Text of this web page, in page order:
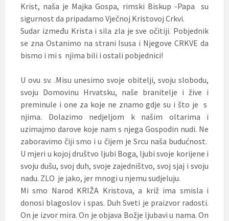
Krist, naša je Majka Gospa, rimski Biskup -Papa su
sigurnost da pripadamo Vječnoj Kristovoj Crkvi.
Sudar između Krista i sila zla je sve očitiji. Pobjednik
se zna Ostanimo na strani Isusa i Njegove CRKVE da
bismo i mi s njima bili i ostali pobjednici!
U ovu sv. .Misu unesimo svoje obitelji, svoju slobodu,
svoju Domovinu Hrvatsku, naše branitelje i žive i
preminule i one za koje ne znamo gdje su i što je s
njima. Dolazimo nedjeljom k našim oltarima i
uzimajmo darove koje nam s njega Gospodin nudi. Ne
zaboravimo čiji smo i u čijem je Srcu naša budućnost.
U mjeri u kojoj društvo ljubi Boga, ljubi svoje korijene i
svoju dušu, svoj duh, svoje zajedništvo, svoj sjaj i svoju
nadu. ZLO je jako, jer mnogi u njemu sudjeluju.
Mi smo Narod KRIŽA Kristova, a križ ima smisla i
donosi blagoslov i spas. Duh Sveti je praizvor radosti.
On je izvor mira. On je objava Božje ljubavi u nama. On